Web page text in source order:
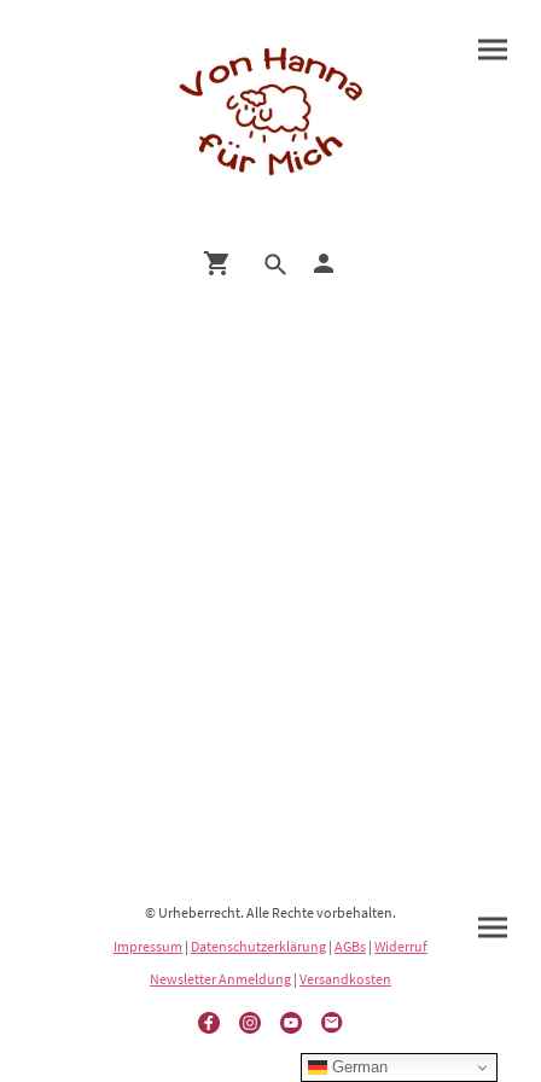
© Urheberrecht. Alle Rechte vorbehalten.
Impressum | Datenschutzerklärung | AGBs | Widerruf
Newsletter Anmeldung | Versandkosten
German